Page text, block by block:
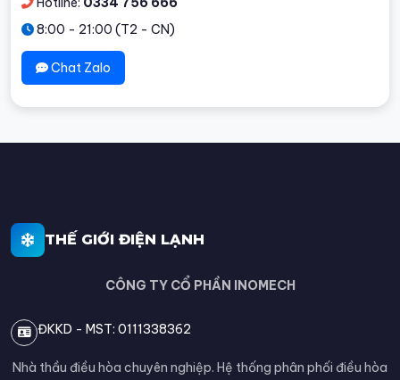
8:00 - 21:00 (T2 - CN)
Chat Zalo
THẾ GIỚI ĐIỆN LẠNH
CÔNG TY CỔ PHẦN INOMECH
ĐKKD - MST: 0111338362
Nhà thầu điều hòa chuyên nghiệp. Hệ thống phân phối điều hòa